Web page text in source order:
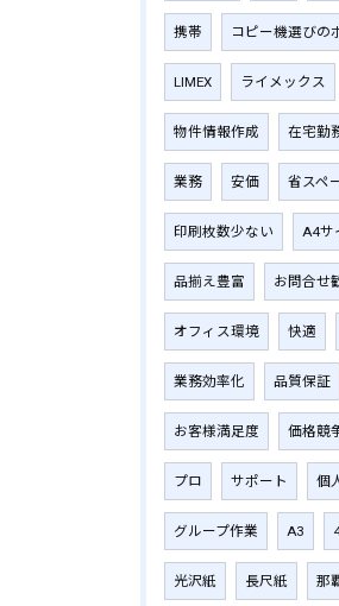
携帯 コピー機選びの
LIMEX ライメックス
物件情報作成 在宅勤
業務 安価 省スペ
印刷枚数少ない A4サ
品揃え豊富 お問合せ
オフィス環境 快適
業務効率化 品質保証
お客様満足度 価格競
プロ サポート 個
グループ作業 A3
光沢紙 長尺紙 那